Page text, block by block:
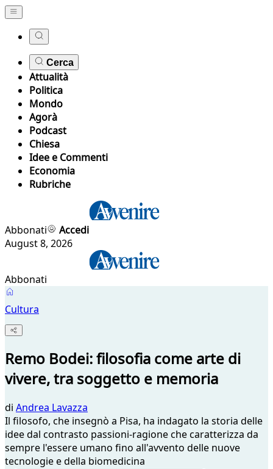
Cerca
Attualità
Politica
Mondo
Agorà
Podcast
Chiesa
Idee e Commenti
Economia
Rubriche
Abbonati
Accedi
August 8, 2026
Abbonati
Cultura
Remo Bodei: filosofia come arte di
vivere, tra soggetto e memoria
di Andrea Lavazza
Il filosofo, che insegnò a Pisa, ha indagato la storia delle
idee dal contrasto passioni-ragione che caratterizza da
sempre l'essere umano fino all'avvento delle nuove
tecnologie e della biomedicina